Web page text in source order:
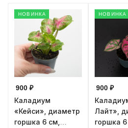
НОВИНКА
900 ₽
Каладиум
«Кейси», диаметр
горшка 6 см,
НОВИНКА
900 ₽
Лайт»,
горшка 6